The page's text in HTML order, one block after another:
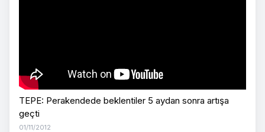
TEPE: Perakendede beklentiler 5 aydan sonra artışa
geçti
01/11/2012